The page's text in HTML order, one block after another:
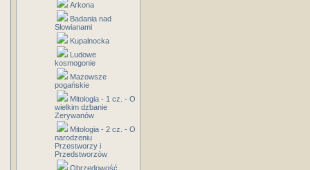
Arkona
Badania nad
Słowianami
Kupalnocka
Ludowe
kosmogonie
Mazowsze
pogańskie
Mitologia - 1 cz. - O
wielkim dzbanie
Zerywanów
Mitologia - 2 cz. - O
narodzeniu
Przestworzy i
Przedstworzów
Obrzędowość